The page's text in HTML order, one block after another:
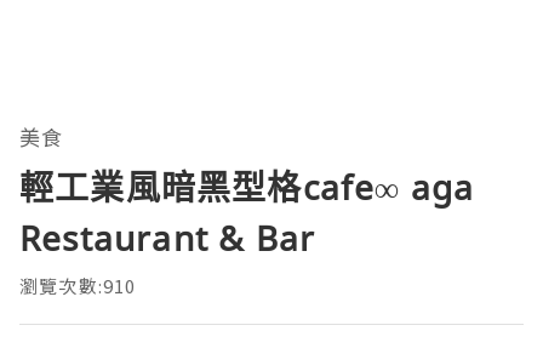
美食
輕工業風暗黑型格cafe∞ aga
Restaurant & Bar
瀏覽次數:910